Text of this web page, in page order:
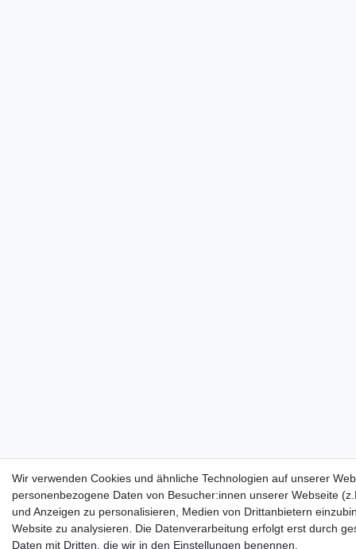
Wir verwenden Cookies und ähnliche Technologien auf unserer
personenbezogene Daten von Besucher:innen unserer Webseite
und Anzeigen zu personalisieren, Medien von Drittanbietern
Website zu analysieren. Die Datenverarbeitung erfolgt erst durch
Daten mit Dritten, die wir in den Einstellungen benennen.